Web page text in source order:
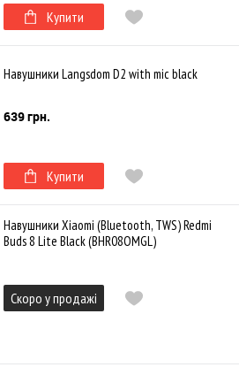
Купити
Навушники Langsdom D2 with mic black
639 грн.
Купити
Навушники Xiaomi (Bluetooth, TWS) Redmi
Buds 8 Lite Black (BHR08OMGL)
Скоро у продажі